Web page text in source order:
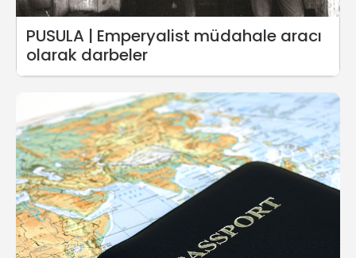
PUSULA | Emperyalist müdahale aracı
olarak darbeler